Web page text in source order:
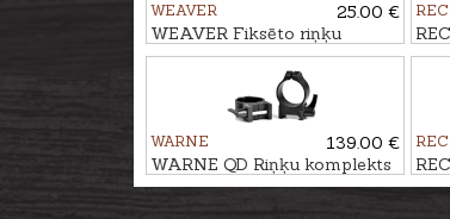
WEAVER
25.00 €
WEAVER Fiksēto riņķu
komplekts 9,5-11mm sliedei
QUAD LOCK TIP OFF
Ø1''/25,4mm, BH-8mm
WARNE
139.00 €
WARNE QD Riņķu komplekts
WEAVER/PICATINNY